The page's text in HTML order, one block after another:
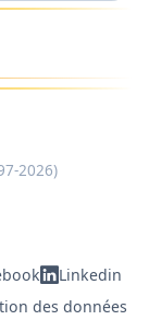
2026)
Linkedin
des données